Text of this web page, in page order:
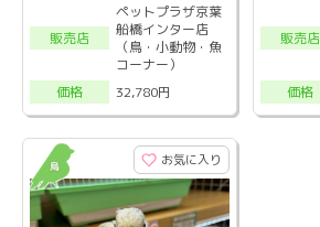
販売店
ペットプラザ京葉
船橋インター店
（鳥・小動物・魚
コーナー）
価格
32,780円
販売店
価格
お気に入り